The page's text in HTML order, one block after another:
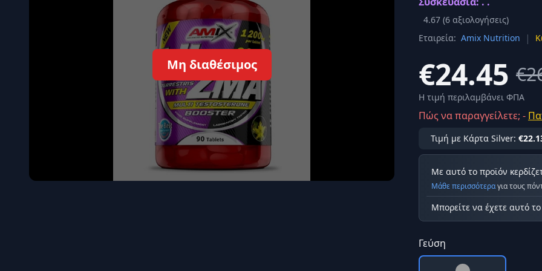
Όγκου
Διεγερτικά
Τεστοστερόνης
Προβολή όλων των αποτελεσμάτων
Μη διαθέσιμος
4.67 (6 αξιολογήσεις)
Εταιρεία: Amix Nutrition |
€24.45
Η τιμή περιλαμβάνει ΦΠΑ
Πώς να παραγγείλετε; -
Τιμή με Κάρτα Silver:
Με αυτό το προϊόν
Μάθε περισσότεραγια τους
Μπορείτε να έχετε αυτό
Γεύση
Σύνδεση
Εγγραφείτε εδώ
Επιστροφή